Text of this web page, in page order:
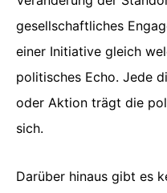
gesellschaftliches
einer Initiative gleich
politisches Echo. Jede
oder Aktion trägt die
sich.
Darüber hinaus gibt es